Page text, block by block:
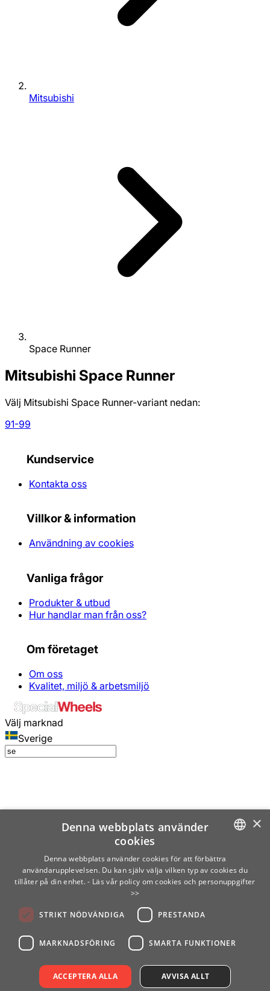
Mitsubishi
Space Runner
Mitsubishi Space Runner
Välj Mitsubishi Space Runner-variant nedan:
91-99
Kundservice
Kontakta oss
Villkor & information
Användning av cookies
Vanliga frågor
Produkter & utbud
Hur handlar man från oss?
Om företaget
Om oss
Kvalitet, miljö & arbetsmiljö
Välj marknad
Sverige
SWEDISH
×
Denna webbplats använder
cookies
Denna webbplats använder cookies för att förbättra
användarupplevelsen. Du kan själv välja vilken typ av cookies du
tillåter på din enhet. - Läs vår policy om cookies och personuppgifter
>>
STRIKT NÖDVÄNDIGA PRESTANDA
MARKNADSFÖRING SMARTA FUNKTIONER
ACCEPTERA ALLA AVVISA ALLT